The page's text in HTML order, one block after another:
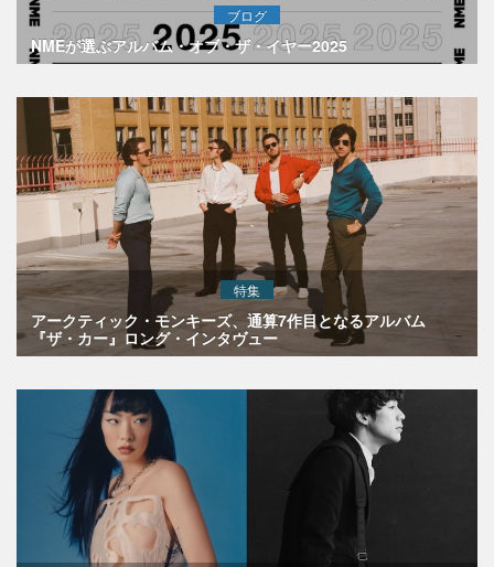
ブログ
NMEが選ぶアルバム・オブ・ザ・イヤー2025
特集
アークティック・モンキーズ、通算7作目となるアルバム
『ザ・カー』ロング・インタヴュー